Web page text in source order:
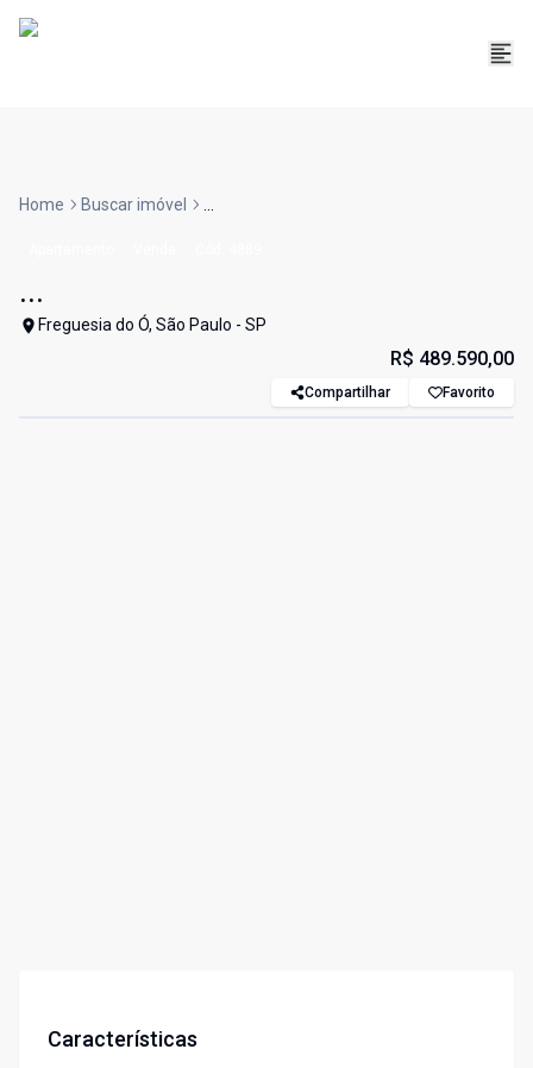
Home Buscar imóvel ...
...
Freguesia do Ó, São Paulo - SP
R$ 489.590,00
Compartilhar Favorito
Características